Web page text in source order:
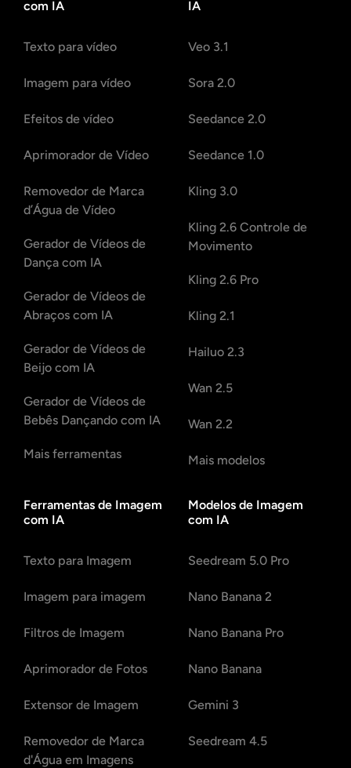
com IA
Texto para vídeo
Imagem para vídeo
Efeitos de vídeo
Aprimorador de Vídeo
Removedor de Marca
d’Água de Vídeo
Gerador de Vídeos de
Dança com IA
Gerador de Vídeos de
Abraços com IA
Gerador de Vídeos de
Beijo com IA
Gerador de Vídeos de
Bebês Dançando com IA
Mais ferramentas
IA
Veo 3.1
Sora 2.0
Seedance 2.0
Seedance 1.0
Kling 3.0
Kling 2.6 Controle de
Movimento
Kling 2.6 Pro
Kling 2.1
Hailuo 2.3
Wan 2.5
Wan 2.2
Mais modelos
Ferramentas de Imagem
com IA
Texto para Imagem
Imagem para imagem
Filtros de Imagem
Aprimorador de Fotos
Extensor de Imagem
Removedor de Marca
d'Água em Imagens
Modelos de Imagem
com IA
Seedream 5.0 Pro
Nano Banana 2
Nano Banana Pro
Nano Banana
Gemini 3
Seedream 4.5